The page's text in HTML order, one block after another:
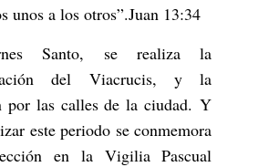
unos a los otros”.Juan 13:34
Santo, se realiza la
del Viacrucis, y la
por las calles de la ciudad. Y
este periodo se conmemora
en la Vigilia Pascual